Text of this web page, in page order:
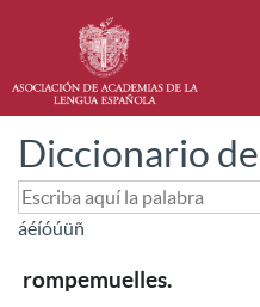
Diccionario
áéíóúüñ
rompemuelles.